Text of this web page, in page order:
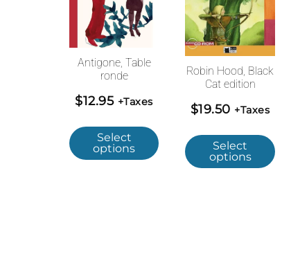
Antigone, Table
ronde
$12.95 +Taxes
Select
options
Robin Hood, Black
Cat edition
$19.50 +Taxes
Select
options